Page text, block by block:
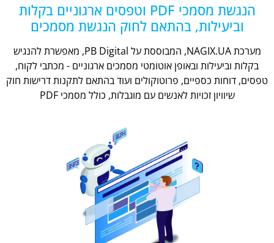
הנגשת מסמכי PDF וטפסים ארגוניים בקלות
וביעילות, בהתאם לחוק הנגשת מסמכים
מערכת NAGIX.UA, המבוססת על PB Digital, מאפשרת להנגיש
בקלות וביעילות ובאופן אוטומטי מסמכים ארגוניים - מכתבי לקוח,
טפסים, דוחות כספיים, פרוטוקולים ועוד בהתאם לתקנות דרישות חוק
שיוויון זכויות לאנשים עם מוגבלות, כולל מסמכי PDF